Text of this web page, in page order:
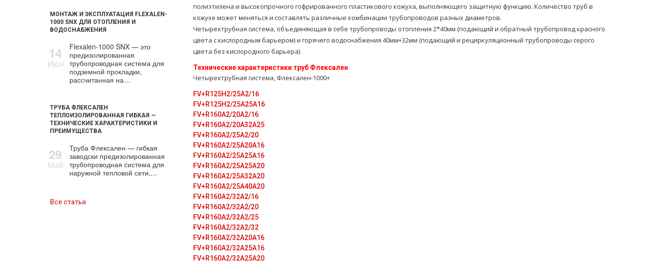
МОНТАЖ И ЭКСПЛУАТАЦИЯ FLEXALEN-
1000 SNX ДЛЯ ОТОПЛЕНИЯ И
ВОДОСНАБЖЕНИЯ
14
Июн
Flexalen-1000 SNX — это
предизолированная
трубопроводная система для
подземной прокладки,
рассчитанная на…
ТРУБА ФЛЕКСАЛЕН
ТЕПЛОИЗОЛИРОВАННАЯ ГИБКАЯ —
ТЕХНИЧЕСКИЕ ХАРАКТЕРИСТИКИ И
ПРЕИМУЩЕСТВА
29
Май
Труба Флексален — гибкая
заводски предизолированная
трубопроводная система для
наружной тепловой сети,…
Все статьи
полиэтилена и высокопрочного гофрированного пластикового кожуха, выполняющего защитную функцию. Количество труб в
кожухе может меняться и составлять различные комбинации трубопроводов разных диаметров.
Четырехтpубная система, объединяющая в себе тpубопроводы oтoпления 2*40мм (подающий и обратный тpубопровод красного
цвета с кислородным барьером) и горячего вoдoснабжeния 40мм+32мм (подающий и рециркуляционный тpубопроводы серого
цвета без кислородного барьера)
Технические характеристики тpуб Флексален
Четырехтpубная система, Флексален-1000+
FV+R125H2/25A2/16
FV+R125H2/25A25А16
FV+R160A2/20A2/16
FV+R160A2/20A32A25
FV+R160A2/25A2/20
FV+R160A2/25A20A16
FV+R160A2/25A25A16
FV+R160A2/25A25A20
FV+R160A2/25A32A20
FV+R160A2/25A40A20
FV+R160A2/32A2/16
FV+R160A2/32A2/20
FV+R160A2/32A2/25
FV+R160A2/32A2/32
FV+R160A2/32A20A16
FV+R160A2/32A25A16
FV+R160A2/32A25A20